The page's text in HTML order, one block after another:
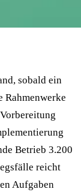
sobald ein
Rahmenwerke
Betrieb 3.200
reicht
Aufgaben